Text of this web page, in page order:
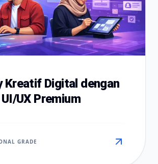
Kreatif Digital dengan
UX Premium
GRADE